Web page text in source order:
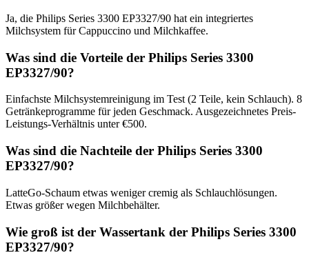
Ja, die Philips Series 3300 EP3327/90 hat ein integriertes
Milchsystem für Cappuccino und Milchkaffee.
Was sind die Vorteile der Philips Series 3300
EP3327/90?
Einfachste Milchsystemreinigung im Test (2 Teile, kein Schlauch). 8
Getränkeprogramme für jeden Geschmack. Ausgezeichnetes Preis-
Leistungs-Verhältnis unter €500.
Was sind die Nachteile der Philips Series 3300
EP3327/90?
LatteGo-Schaum etwas weniger cremig als Schlauchlösungen.
Etwas größer wegen Milchbehälter.
Wie groß ist der Wassertank der Philips Series 3300
EP3327/90?